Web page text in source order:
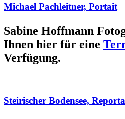
Michael Pachleitner, Portait
Sabine Hoffmann
Ihnen hier für eine
Verfügung.
Steirischer Bodensee,